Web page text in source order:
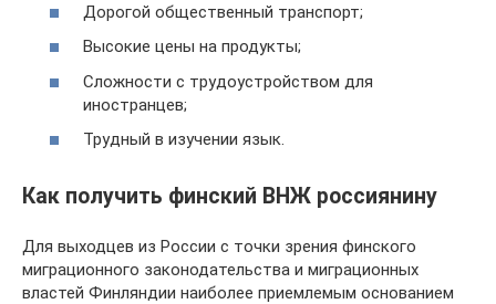
Дорогой общественный транспорт;
Высокие цены на продукты;
Сложности с трудоустройством для
иностранцев;
Трудный в изучении язык.
Как получить финский ВНЖ россиянину
Для выходцев из России с точки зрения финского
миграционного законодательства и миграционных
властей Финляндии наиболее приемлемым основанием